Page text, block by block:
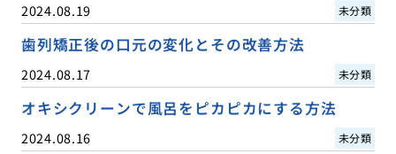
2024.08.19 未分類
歯列矯正後の口元の変化とその改善方法
2024.08.17 未分類
オキシクリーンで風呂をピカピカにする方法
2024.08.16 未分類